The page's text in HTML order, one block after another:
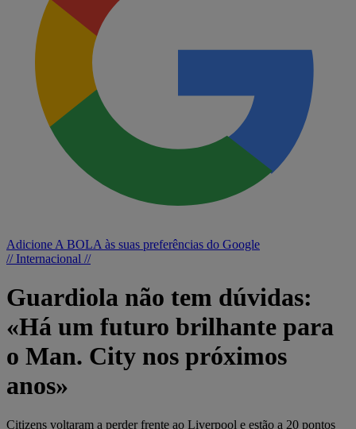
Adicione A BOLA às suas preferências do Google
// Internacional //
Guardiola não tem dúvidas:
«Há um futuro brilhante para
o Man. City nos próximos
anos»
Citizens voltaram a perder frente ao Liverpool e estão a 20 pontos